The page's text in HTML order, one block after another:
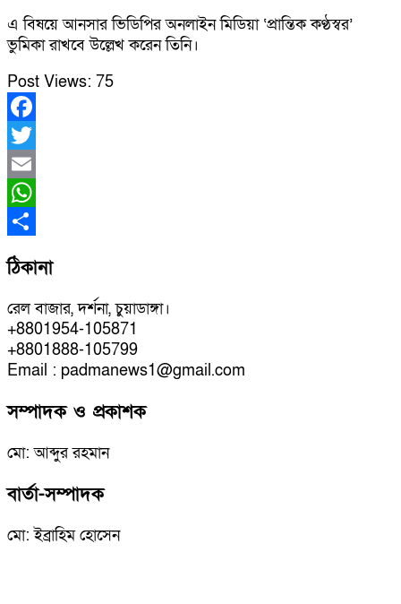
এ বিষয়ে আনসার ভিডিপির অনলাইন মিডিয়া ‘প্রান্তিক কণ্ঠস্বর’
ভুমিকা রাখবে উল্লেখ করেন তিনি।
Post Views: 75
Facebook
Twitter
Email
WhatsApp
Share
ঠিকানা
রেল বাজার, দর্শনা, চুয়াডাঙ্গা।
+8801954-105871
+8801888-105799
Email : padmanews1@gmail.com
সম্পাদক ও প্রকাশক
মো: আব্দুর রহমান
বার্তা-সম্পাদক
মো: ইব্রাহিম হোসেন